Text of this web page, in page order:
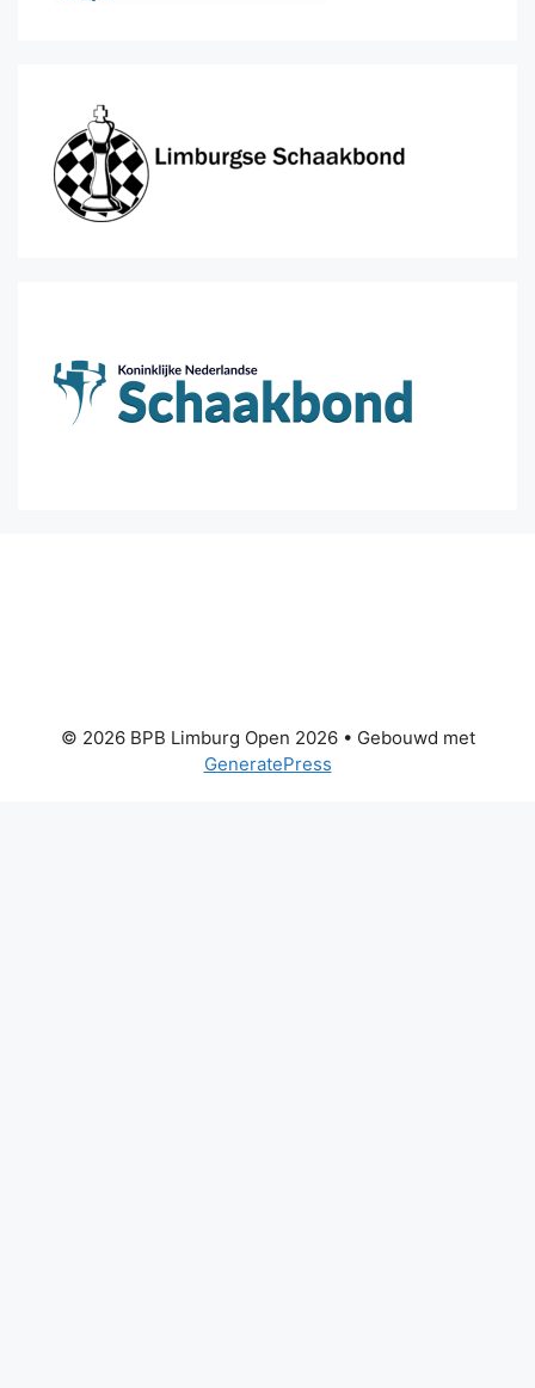
© 2026 BPB Limburg Open 2026• Gebouwd met
GeneratePress